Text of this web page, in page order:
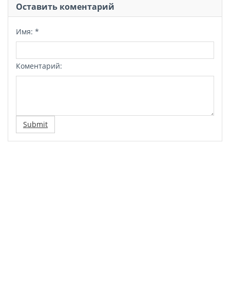
Оставить коментарий
Имя: *
Коментарий:
Submit